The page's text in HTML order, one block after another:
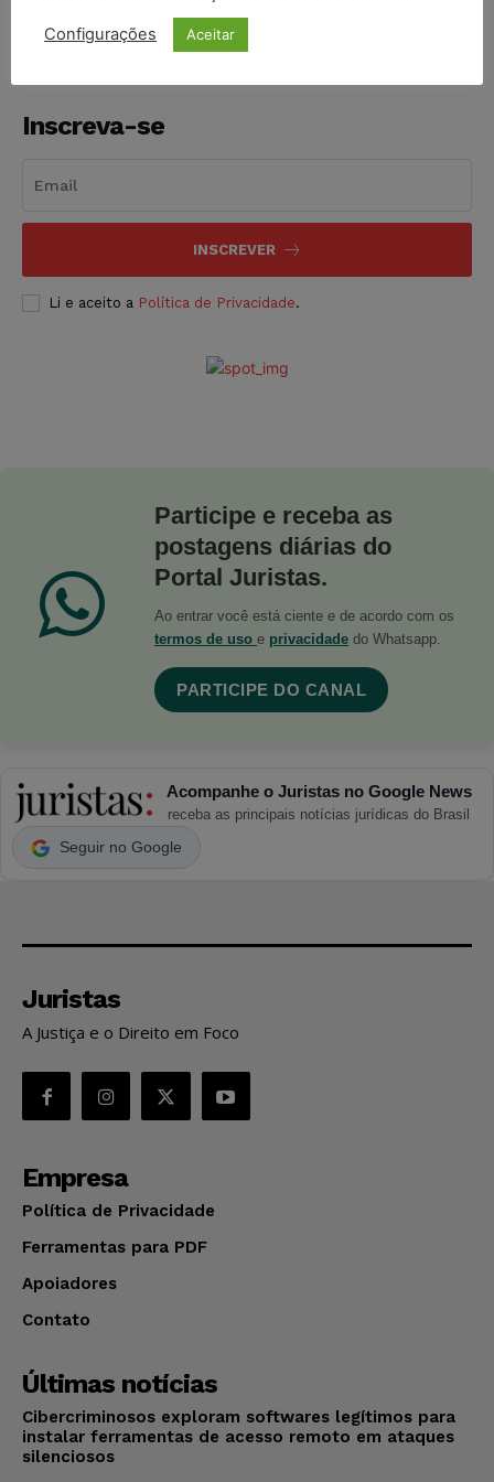
Inscreva-se
INSCREVER
Li e aceito a Política de Privacidade.
Participe e receba as
postagens diárias do
Portal Juristas.
Ao entrar você está ciente e de acordo com os
termos de uso e privacidade do Whatsapp.
PARTICIPE DO CANAL
Acompanhe o Juristas no Google News
receba as principais notícias jurídicas do Brasil
Seguir no Google
Juristas
A Justiça e o Direito em Foco
Empresa
Política de Privacidade
Ferramentas para PDF
Apoiadores
Contato
Últimas notícias
Cibercriminosos exploram softwares legítimos para
instalar ferramentas de acesso remoto em ataques
silenciosos
Configurações Aceitar